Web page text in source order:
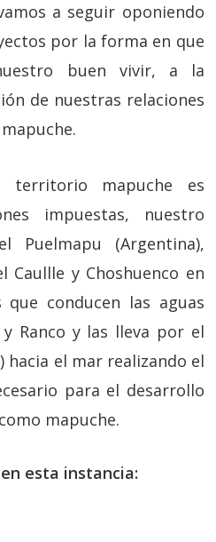
a seguir oponiendo
por la forma en que
buen vivir, a la
de nuestras relaciones
territorio mapuche es
impuestas, nuestro
(Argentina),
Caullle y Choshuenco en
conducen las aguas
Ranco y las lleva por el
hacia el mar realizando el
para el desarrollo
mapuche.
esta instancia: